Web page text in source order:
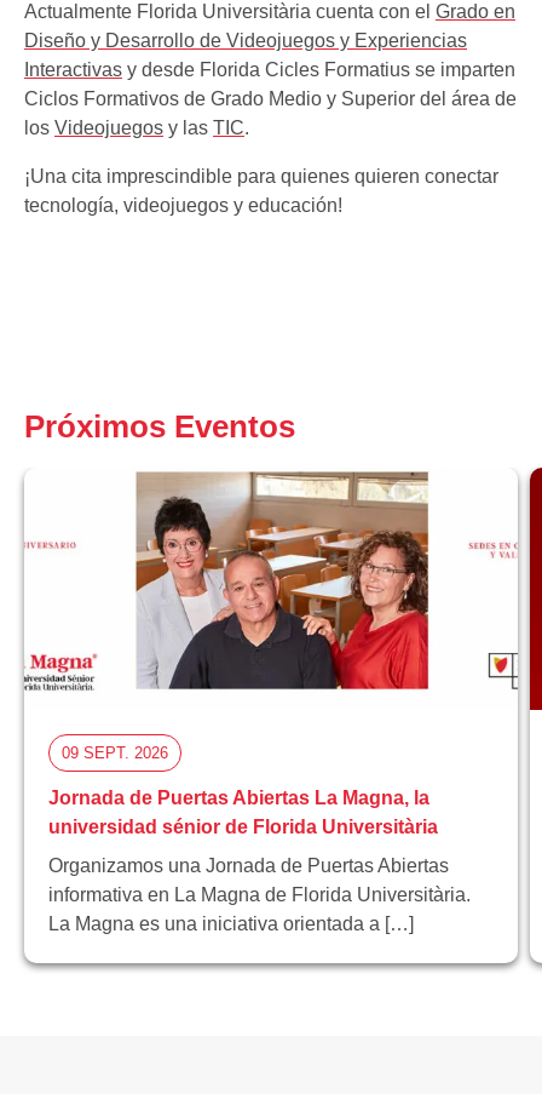
Actualmente Florida Universitària cuenta con el Grado en
Diseño y Desarrollo de Videojuegos y Experiencias
Interactivas y desde Florida Cicles Formatius se imparten
Ciclos Formativos de Grado Medio y Superior del área de
los Videojuegos y las TIC.
¡Una cita imprescindible para quienes quieren conectar
tecnología, videojuegos y educación!
Próximos Eventos
09 SEPT. 2026
Jornada de Puertas Abiertas La Magna, la
universidad sénior de Florida Universitària
Organizamos una Jornada de Puertas Abiertas
informativa en La Magna de Florida Universitària.
La Magna es una iniciativa orientada a […]